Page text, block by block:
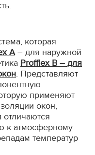
которая
А– для наружной
Profflex В – для
. Представляют
применяют
окон,
к атмосферному
температур